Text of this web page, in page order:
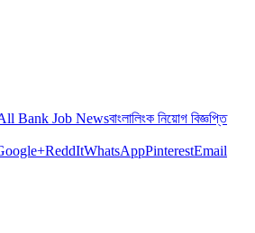
Bank Job Newsবাংলালিংক নিয়োগ বিজ্ঞপ্তি
ReddItWhatsAppPinterestEmail